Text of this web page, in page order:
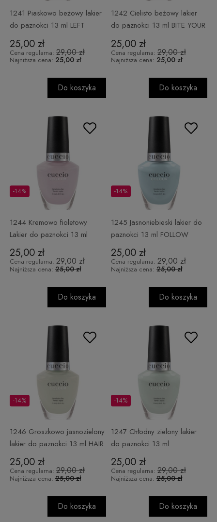
1241 Piaskowo beżowy lakier
do paznokci 13 ml LEFT
WANTING MORE
25,00 zł
Cena regularna: 29,00 zł
Najniższa cena: 25,00 zł
Do koszyka
1242 Cielisto beżowy lakier
do paznokci 13 ml BITE YOUR
LIP
25,00 zł
Cena regularna: 29,00 zł
Najniższa cena: 25,00 zł
Do koszyka
1244 Kremowo fioletowy
Lakier do paznokci 13 ml
TAKE BREATH AWAY
25,00 zł
-14%
Cena regularna: 29,00 zł
Najniższa cena: 25,00 zł
Do koszyka
1245 Jasnoniebieski lakier do
paznokci 13 ml FOLLOW
BUTTERFLIES
25,00 zł
-14%
Cena regularna: 29,00 zł
Najniższa cena: 25,00 zł
Do koszyka
1246 Groszkowo jasnozielony
lakier do paznokci 13 ml HAIR
TOSS
25,00 zł
-14%
Cena regularna: 29,00 zł
Najniższa cena: 25,00 zł
Do koszyka
1247 Chłodny zielony lakier
do paznokci 13 ml
WHY,HELLO!
25,00 zł
-14%
Cena regularna: 29,00 zł
Najniższa cena: 25,00 zł
Do koszyka